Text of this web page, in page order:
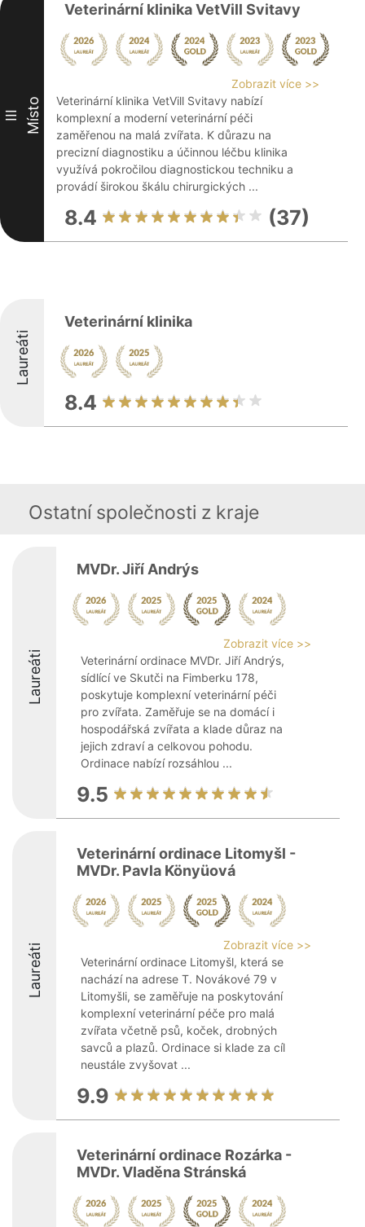
III Místo
Veterinární klinika VetVill Svitavy
Zobrazit více >>
Veterinární klinika VetVill Svitavy nabízí
komplexní a moderní veterinární péči
zaměřenou na malá zvířata. K důrazu na
precizní diagnostiku a účinnou léčbu klinika
využívá pokročilou diagnostickou techniku a
provádí širokou škálu chirurgických ...
8.4 (37)
Laureáti
Veterinární klinika
8.4
Ostatní společnosti z kraje
Laureáti
MVDr. Jiří Andrýs
Zobrazit více >>
Veterinární ordinace MVDr. Jiří Andrýs,
sídlící ve Skutči na Fimberku 178,
poskytuje komplexní veterinární péči
pro zvířata. Zaměřuje se na domácí i
hospodářská zvířata a klade důraz na
jejich zdraví a celkovou pohodu.
Ordinace nabízí rozsáhlou ...
9.5
Laureáti
Veterinární ordinace Litomyšl -
MVDr. Pavla Könyüová
Zobrazit více >>
Veterinární ordinace Litomyšl, která se
nachází na adrese T. Novákové 79 v
Litomyšli, se zaměřuje na poskytování
komplexní veterinární péče pro malá
zvířata včetně psů, koček, drobných
savců a plazů. Ordinace si klade za cíl
neustále zvyšovat ...
9.9
Veterinární ordinace Rozárka -
MVDr. Vladěna Stránská